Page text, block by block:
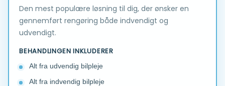
Den mest populære løsning til dig, der ønsker en
gennemført rengøring både indvendigt og
udvendigt.
BEHANDLINGEN INKLUDERER
Alt fra udvendig bilpleje
Alt fra indvendig bilpleje